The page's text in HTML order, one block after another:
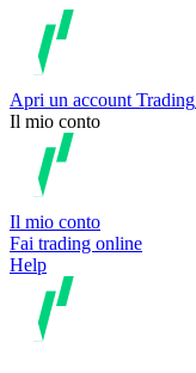
Apri un account Trading
Il mio conto
Il mio conto
Fai trading online
Help